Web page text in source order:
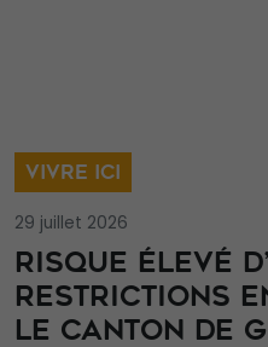
VIVRE ICI
29 juillet 2026
RISQUE ÉLEVÉ
RESTRICTIONS
LE CANTON DE